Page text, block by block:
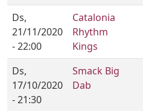
Ds,
21/11/2020
- 22:00
Catalonia
Rhythm
Kings
Ds,
17/10/2020
- 21:30
Smack Big
Dab